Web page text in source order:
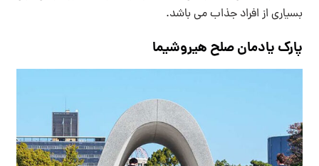
بسیاری از افراد جذاب می باشد.
پارک یادمان صلح هیروشیما